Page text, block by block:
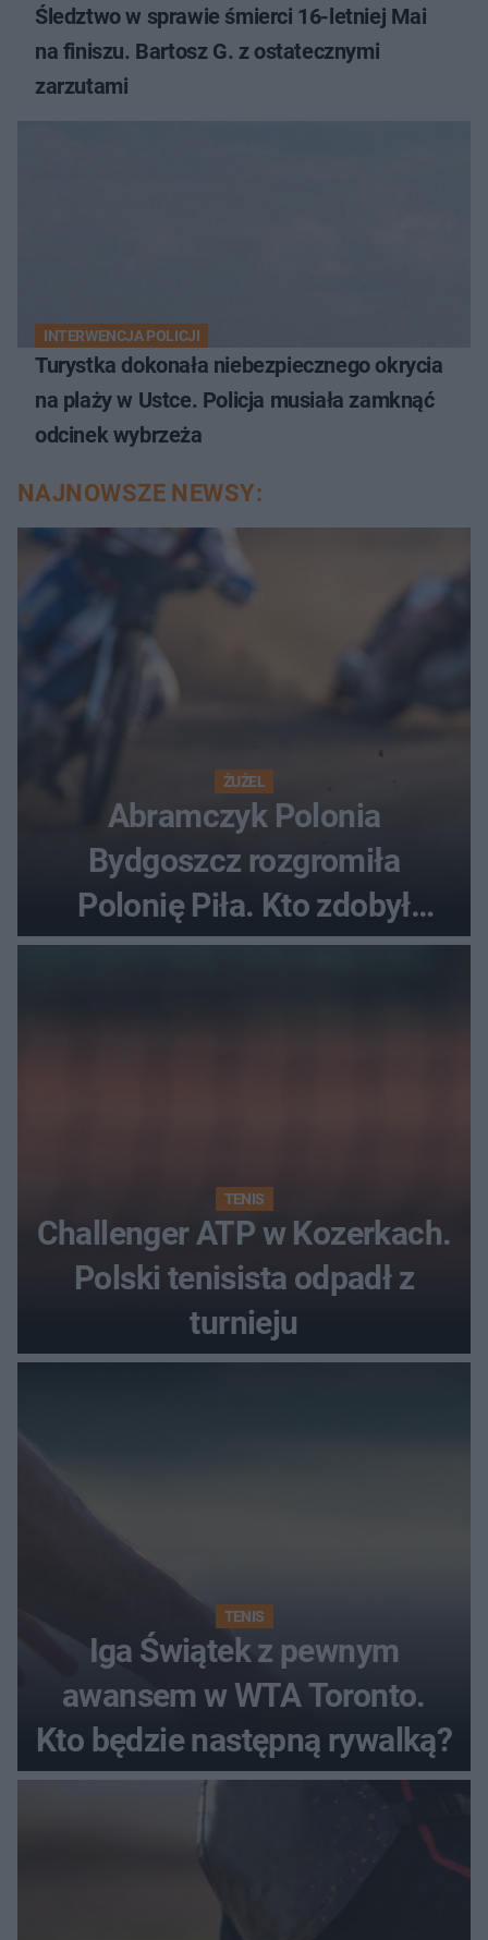
Śledztwo w sprawie śmierci 16-letniej Mai
na finiszu. Bartosz G. z ostatecznymi
zarzutami
INTERWENCJA POLICJI
Turystka dokonała niebezpiecznego okrycia
na plaży w Ustce. Policja musiała zamknąć
odcinek wybrzeża
NAJNOWSZE NEWSY:
ŻUŻEL
Abramczyk Polonia
Bydgoszcz rozgromiła
Polonię Piła. Kto zdobył
najwięcej punktów?
TENIS
Challenger ATP w Kozerkach.
Polski tenisista odpadł z
turnieju
TENIS
Iga Świątek z pewnym
awansem w WTA Toronto.
Kto będzie następną rywalką?